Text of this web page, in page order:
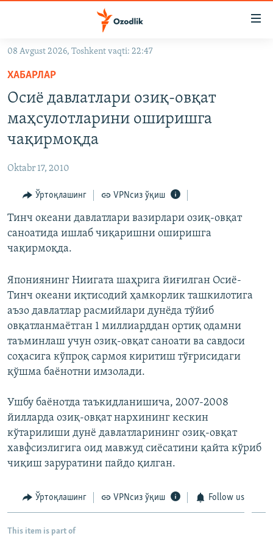
Асосий
навигацияга
ўтинг
Қидиришга
ўтинг
OZODARXIV
На русском
ИЖТИМОИЙ ТАРМОҚЛАР
Озодлик бошқа тилларда
08 Avgust 2026, Toshkent vaqti: 22:47
ХАБАРЛАР
Осиё давлатлари озиқ-овқат
маҳсулотларини оширишга
чақирмоқда
Oktabr 17, 2010
Ўртоқлашинг VPNсиз ўқиш
Тинч океани давлатлари вазирлари озиқ-овқат
саноатида ишлаб чиқаришни оширишга
чақирмоқда.
Япониянинг Ниигата шаҳрига йиғилган Осиё-
Тинч океани иқтисодий ҳамкорлик ташкилотига
аъзо давлатлар расмийлари дунёда тўйиб
овқатланмаётган 1 миллиарддан ортиқ одамни
таъминлаш учун озиқ-овқат саноати ва савдоси
соҳасига кўпроқ сармоя киритиш тўғрисидаги
қўшма баёнотни имзолади.
Ушбу баёнотда таъкидланишича, 2007-2008
йилларда озиқ-овқат нархининг кескин
кўтарилиши дунё давлатларининг озиқ-овқат
хавфсизлигига оид мавжуд сиёсатини қайта кўриб
чиқиш заруратини пайдо қилган.
Ўртоқлашинг VPNсиз ўқиш Follow us
This item is part of